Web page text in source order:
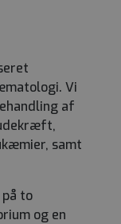
Vi
af
samt
to
og en